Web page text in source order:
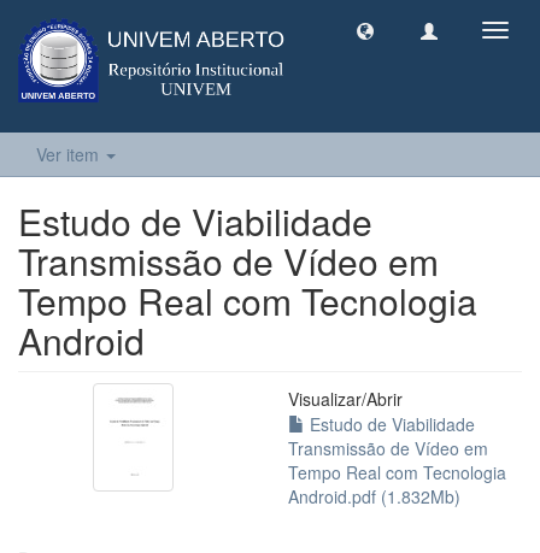
Ver item
Estudo de Viabilidade
Transmissão de Vídeo em
Tempo Real com Tecnologia
Android
Visualizar/Abrir
Estudo de Viabilidade
Transmissão de Vídeo em
Tempo Real com Tecnologia
Android.pdf (1.832Mb)